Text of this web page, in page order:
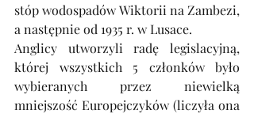
stóp wodospadów Wiktorii na Zambezi,
a następnie od 1935 r. w Lusace.
Anglicy utworzyli radę legislacyjną,
której wszystkich 5 członków było
wybieranych przez niewielką
mniejszość Europejczyków (liczyła ona